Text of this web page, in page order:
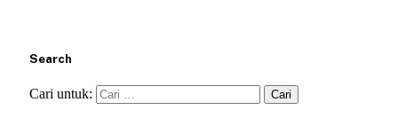
Search
Cari untuk: